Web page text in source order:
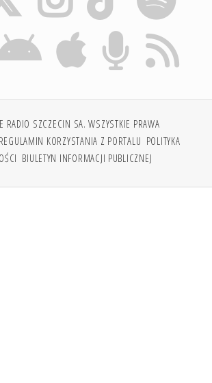
SZCZECIN SA. WSZYSTKIE PRAWA
REGULAMIN KORZYSTANIA Z PORTALU POLITYKA
BIULETYN INFORMACJI PUBLICZNEJ